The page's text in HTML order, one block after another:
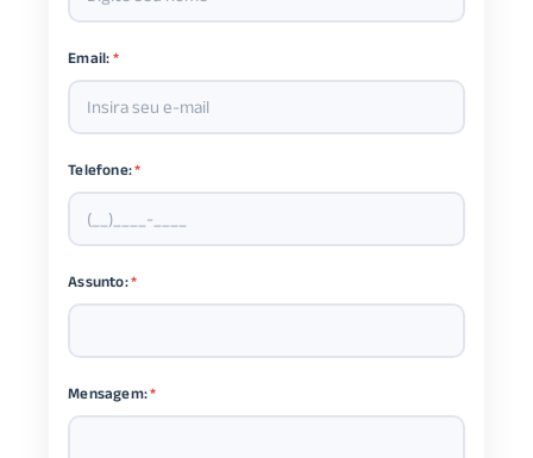
Email:*
Telefone:*
Assunto:*
Mensagem:*